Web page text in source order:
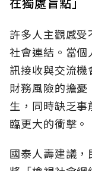
許多人主觀感
社會連結。當
訊接收與交流
財務風險的擔
生，同時缺乏
臨更大的衝擊。
國泰人壽建議